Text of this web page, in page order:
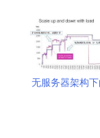
无服务器架构